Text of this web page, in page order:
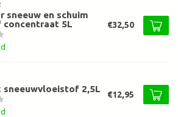
sneeuw en schuim
5L
€32,50
sneeuwvloeistof 2,5L
€12,95